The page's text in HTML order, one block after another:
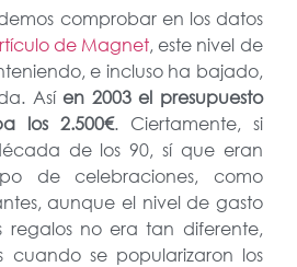
comprobar en los datos
de Magnet, este nivel de
e incluso ha bajado,
Asíen 2003 el presupuesto
los 2.500€. Ciertamente, si
de los 90, sí que eran
de celebraciones, como
aunque el nivel de gasto
regalos no era tan diferente,
cuando se popularizaron los